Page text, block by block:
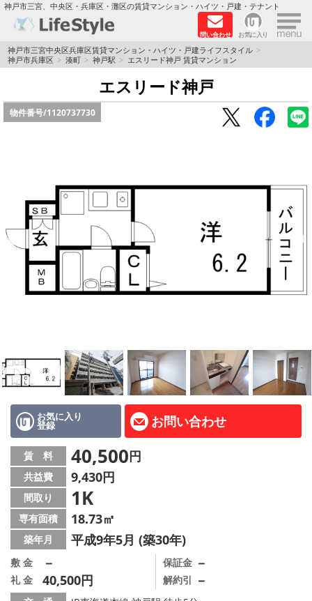
神戸市三宮、中央区・兵庫区・灘区の賃貸マンション・ハイツ・戸建・テナント
問い合わせ お気に入り ×
TOPページ
神戸の単身向けマンション特集
新築物件
保証人不要
高級賃貸
リノベーション物件
ペット飼育可能
地域から探す
地図から探す
店舗情報·アクセス
会社概要
メールでお問い合わせ
神戸市三宮中央区兵庫区賃貸マンション・ハイツ・戸建ライフスタイル
神戸市兵庫区
湊町 神戸駅 エスリード神戸 賃貸マンション
エスリード神戸
物件番号/1120737730
お気に入り
登録 お問い合わせ
賃 料 40,500円
共益費 9,430円
間取り 1K
専有面積 18.73㎡
築年月 平成9年5月 (築30年)
敷 金 －
礼 金 40,500円
保証金 －
解約引 －